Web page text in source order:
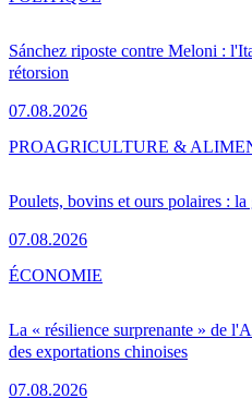
Sánchez riposte contre Meloni :
rétorsion
07.08.2026
Poulets, bovins et ours polaires :
07.08.2026
PROAGRICULTURE &
La « résilience surprenante » de
des exportations chinoises
07.08.2026
ÉCONOMIE